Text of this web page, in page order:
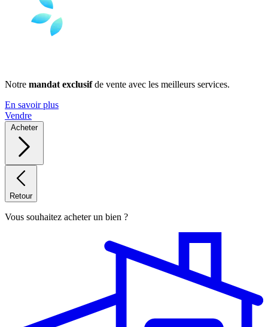
Notre mandat exclusifde vente avec les meilleurs services.
En savoir plus
Vendre
Acheter
Retour
Vous souhaitez acheter un bien ?